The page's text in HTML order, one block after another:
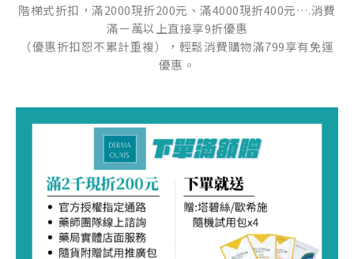
階梯式折扣，滿2000現折200元、滿4000現折400元….消費
滿ㄧ萬以上直接享9折優惠
（優惠折扣恕不累計重複），輕鬆消費購物滿799享有免運
優惠。